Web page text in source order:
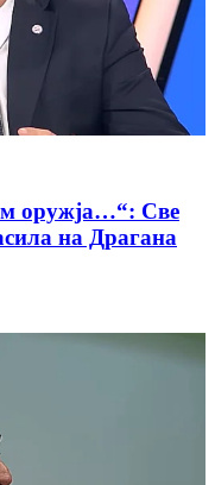
оружја…“: Све
на Драгана